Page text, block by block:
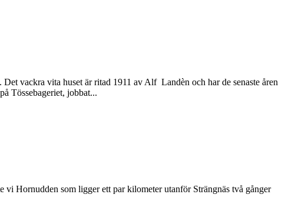
vackra vita huset är ritad 1911 av Alf Landèn och har de senaste åren
Tössebageriet, jobbat...
Hornudden som ligger ett par kilometer utanför Strängnäs två gånger